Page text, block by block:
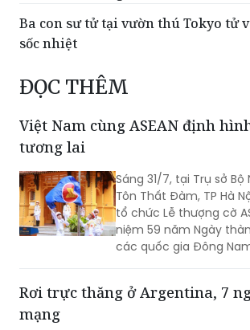
Ba con sư tử tại vườn thú Tokyo tử
sốc nhiệt
ĐỌC THÊM
Việt Nam cùng ASEAN định
tương lai
Sáng 31/7, tại Trụ sở Bộ
Tôn Thất Đàm, TP Hà
tổ chức Lễ thượng cờ
niệm 59 năm Ngày
các quốc gia Đông
Rơi trực thăng ở Argentina, 7
mạng